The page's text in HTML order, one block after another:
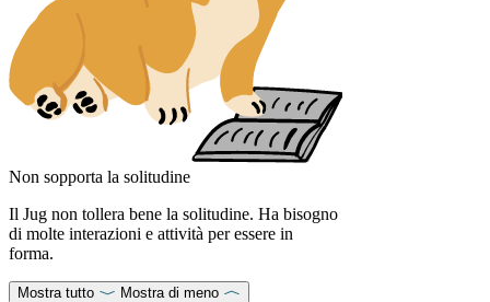
Non sopporta la solitudine
Il Jug non tollera bene la solitudine. Ha bisogno
di molte interazioni e attività per essere in
forma.
Mostra tutto Mostra di meno